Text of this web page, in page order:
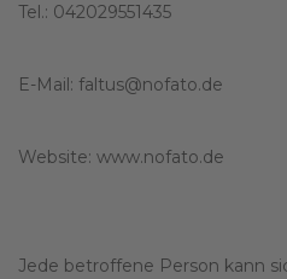
Tel.: 042029551435
E-Mail: faltus@nofato.de
Website: www.nofato.de
Jede betroffene Person kann